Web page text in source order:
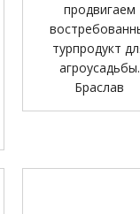
продвигаем
турпродукт
агроусадьбы.
Браслав